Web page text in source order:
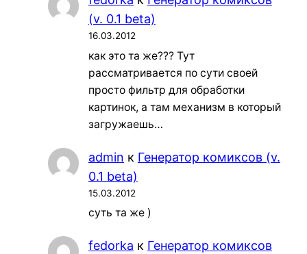
(v. 0.1 beta)
16.03.2012
как это та же??? Тут
рассматривается по сути своей
просто фильтр для обработки
картинок, а там механизм в который
загружаешь…
admin к Генератор комиксов (v.
0.1 beta)
15.03.2012
суть та же )
fedorka к Генератор комиксов